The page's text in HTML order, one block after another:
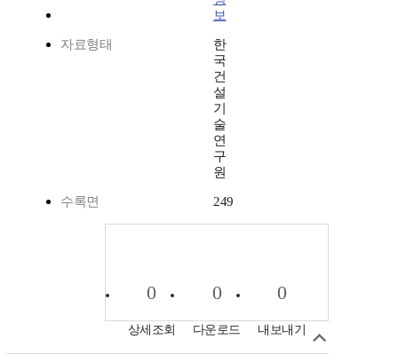
보
자료형태
한
국
건
설
기
술
연
구
원
수록면 249
0
상세조회
0
다운로드
0
내보내기